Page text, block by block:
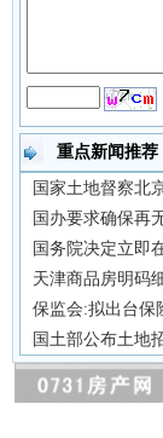
重点新闻推荐
国家土地督察北
国办要求确保再
国务院决定立即
天津商品房明码
保监会:拟出台保
国土部公布土地